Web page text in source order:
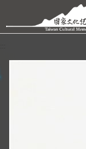
跳到主要內容區塊